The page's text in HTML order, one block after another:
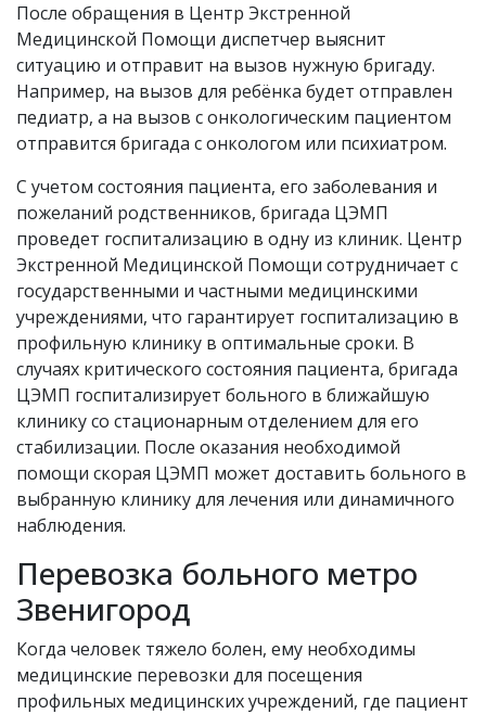
После обращения в Центр Экстренной
Медицинской Помощи диспетчер выяснит
ситуацию и отправит на вызов нужную бригаду.
Например, на вызов для ребёнка будет отправлен
педиатр, а на вызов с онкологическим пациентом
отправится бригада с онкологом или психиатром.
С учетом состояния пациента, его заболевания и
пожеланий родственников, бригада ЦЭМП
проведет госпитализацию в одну из клиник. Центр
Экстренной Медицинской Помощи сотрудничает с
государственными и частными медицинскими
учреждениями, что гарантирует госпитализацию в
профильную клинику в оптимальные сроки. В
случаях критического состояния пациента, бригада
ЦЭМП госпитализирует больного в ближайшую
клинику со стационарным отделением для его
стабилизации. После оказания необходимой
помощи скорая ЦЭМП может доставить больного в
выбранную клинику для лечения или динамичного
наблюдения.
Перевозка больного метро
Звенигород
Когда человек тяжело болен, ему необходимы
медицинские перевозки для посещения
профильных медицинских учреждений, где пациент